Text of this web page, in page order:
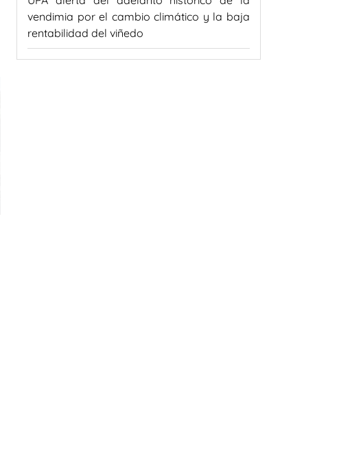
vendimia por el cambio climático y la baja
rentabilidad del viñedo